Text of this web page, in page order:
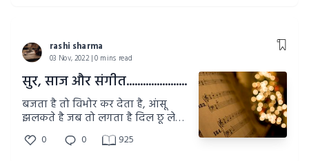
rashi sharma
03 Nov, 2022 | 0 mins read
सुर, साज और संगीत......................
बजता है तो विभोर कर देता है, आंसू
झलकते है जब तो लगता है दिल छू लेता
है, कौन कहता है मामूली है संगीत का हर
साज़, बजता है तो लगता है सांस लेता है.
0 0 925